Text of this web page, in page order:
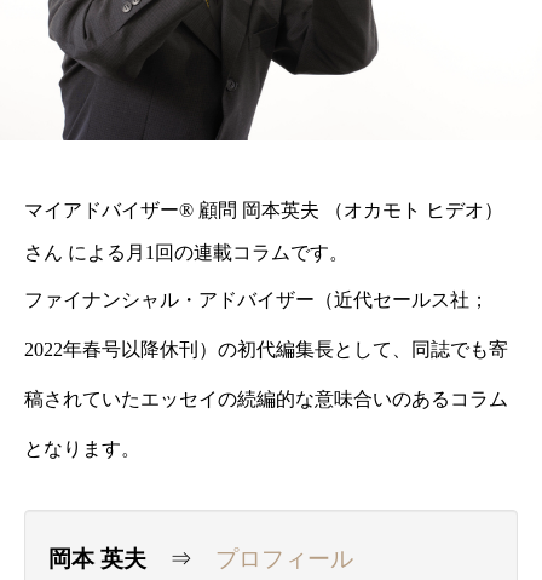
マイアドバイザー® 顧問 岡本英夫 （オカモト ヒデオ）
さん による月1回の連載コラムです。
ファイナンシャル・アドバイザー（近代セールス社；
2022年春号以降休刊）の初代編集長として、同誌でも寄
稿されていたエッセイの続編的な意味合いのあるコラム
となります。
岡本 英夫 ⇒ プロフィール